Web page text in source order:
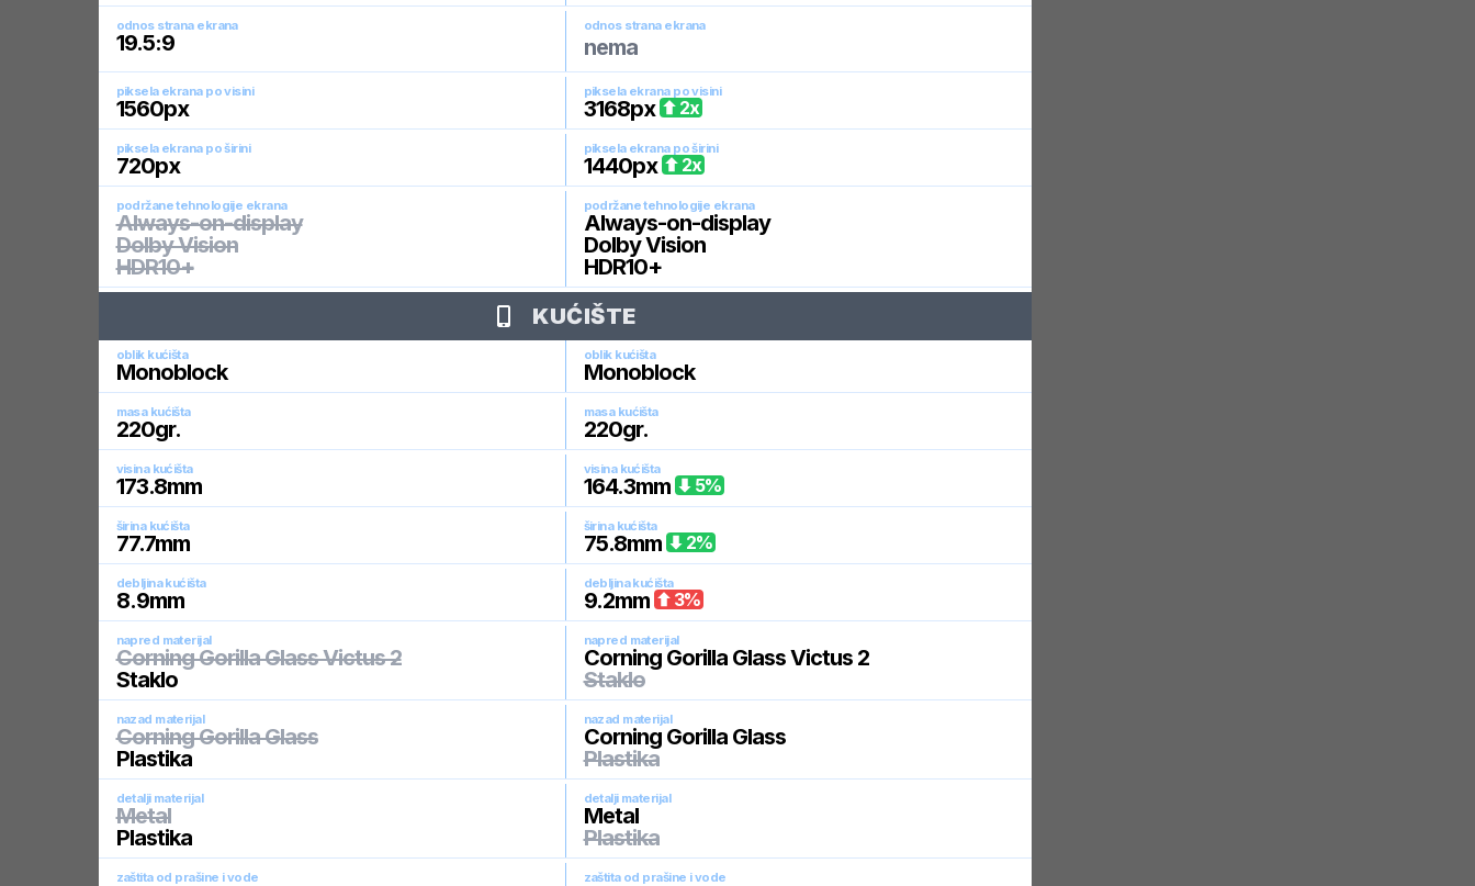
odnos strana ekrana
19.5:9
odnos strana ekrana
nema
piksela ekrana po visini
1560px
piksela ekrana po visini
3168px 2x
piksela ekrana po širini
720px
piksela ekrana po širini
1440px 2x
podržane tehnologije ekrana
Always-on-display
Dolby Vision
HDR10+
podržane tehnologije ekrana
Always-on-display
Dolby Vision
HDR10+
KUĆIŠTE
oblik kućišta
Monoblock
oblik kućišta
Monoblock
masa kućišta
220gr.
masa kućišta
220gr.
visina kućišta
173.8mm
visina kućišta
164.3mm 5%
širina kućišta
77.7mm
širina kućišta
75.8mm 2%
debljina kućišta
8.9mm
debljina kućišta
9.2mm 3%
napred materijal
Corning Gorilla Glass Victus 2
Staklo
napred materijal
Corning Gorilla Glass Victus 2
Staklo
nazad materijal
Corning Gorilla Glass
Plastika
nazad materijal
Corning Gorilla Glass
Plastika
detalji materijal
Metal
Plastika
detalji materijal
Metal
Plastika
zaštita od prašine i vode zaštita od prašine i vode